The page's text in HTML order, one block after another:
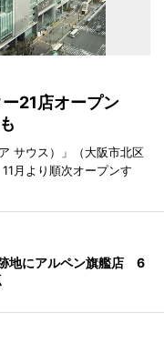
ー21店オープン
サウス）」（大阪市北区
月より順次オープンす
地にアルペン旗艦店 6